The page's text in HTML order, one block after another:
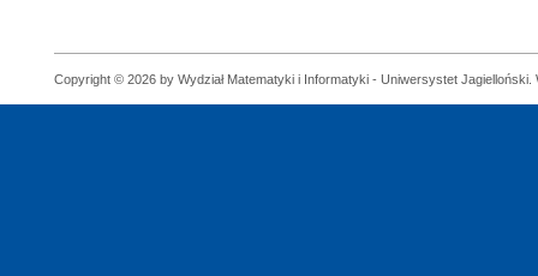
Copyright © 2026 by Wydział Matematyki i Informatyki - Uniwersystet